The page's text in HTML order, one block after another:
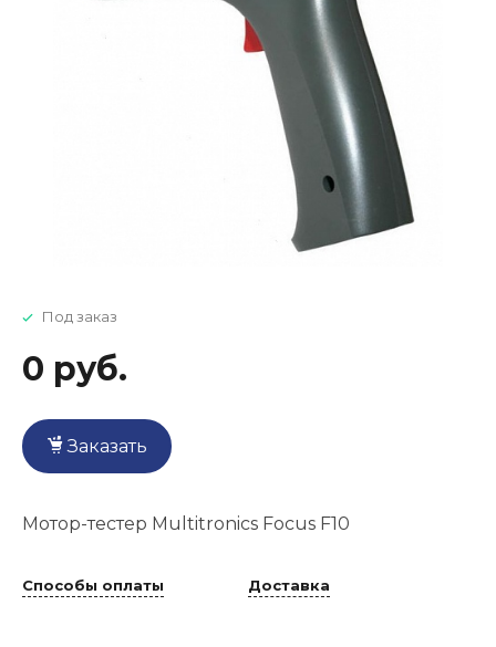
Под заказ
0 руб.
Заказать
Мотор-тестер Multitronics Focus F10
Способы оплаты Доставка